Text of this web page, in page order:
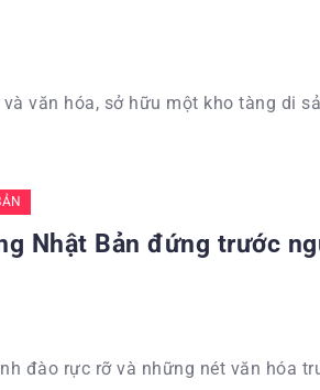
văn hóa, sở hữu một kho tàng di
Nhật Bản đứng trước
đào rực rỡ và những nét văn hóa